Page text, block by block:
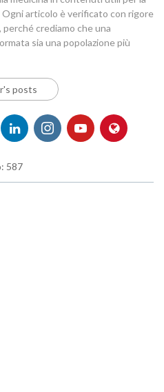
articolo è verificato con rigore
perché crediamo che una
sia una popolazione più
posts
587